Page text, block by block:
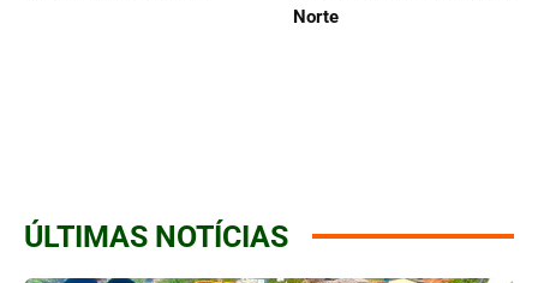
Norte
ÚLTIMAS NOTÍCIAS